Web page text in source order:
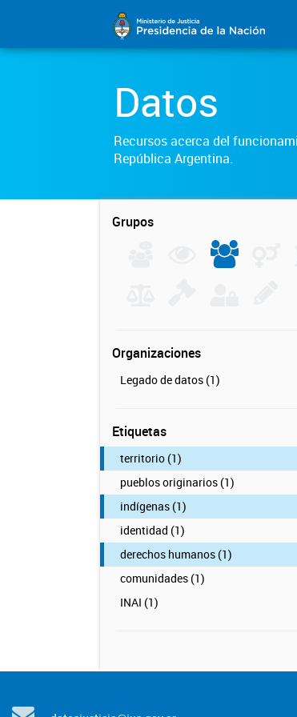
Datos
Recursos acerca del
República Argentina.
Grupos
Organizaciones
Legado de datos (1)
Etiquetas
territorio (1)
pueblos originarios (1)
indígenas (1)
identidad (1)
derechos humanos (1)
comunidades (1)
INAI (1)